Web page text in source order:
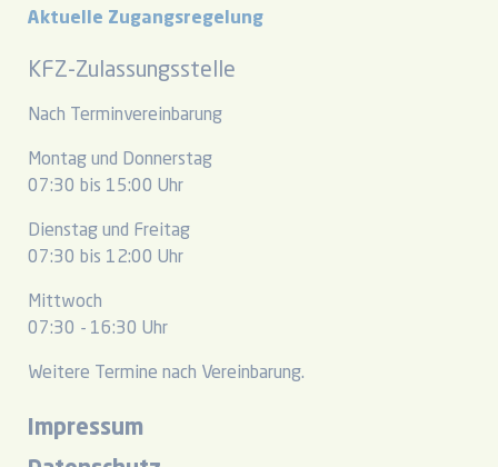
Aktuelle Zugangsregelung
KFZ-Zulassungsstelle
Nach Terminvereinbarung
Montag und Donnerstag
07:30 bis 15:00 Uhr
Dienstag und Freitag
07:30 bis 12:00 Uhr
Mittwoch
07:30 - 16:30 Uhr
Weitere Termine nach Vereinbarung.
Impressum